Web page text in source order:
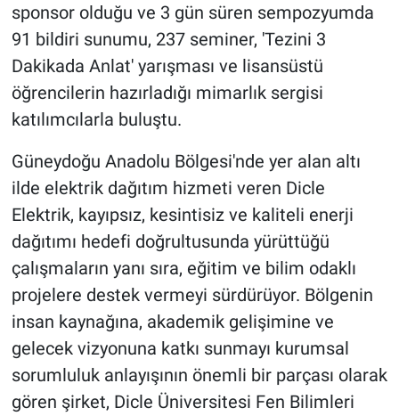
sponsor olduğu ve 3 gün süren sempozyumda
91 bildiri sunumu, 237 seminer, 'Tezini 3
Dakikada Anlat' yarışması ve lisansüstü
öğrencilerin hazırladığı mimarlık sergisi
katılımcılarla buluştu.
Güneydoğu Anadolu Bölgesi'nde yer alan altı
ilde elektrik dağıtım hizmeti veren Dicle
Elektrik, kayıpsız, kesintisiz ve kaliteli enerji
dağıtımı hedefi doğrultusunda yürüttüğü
çalışmaların yanı sıra, eğitim ve bilim odaklı
projelere destek vermeyi sürdürüyor. Bölgenin
insan kaynağına, akademik gelişimine ve
gelecek vizyonuna katkı sunmayı kurumsal
sorumluluk anlayışının önemli bir parçası olarak
gören şirket, Dicle Üniversitesi Fen Bilimleri